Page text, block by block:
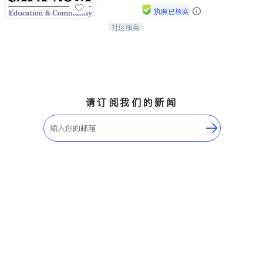
执照已核实
连接家长与社会，赋能孩子与下一代，
社区服务
请订阅我们的新闻